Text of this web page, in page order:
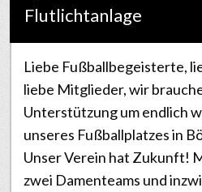
Flutlichtanlage
Liebe Fußballbegeisterte,
liebe Mitglieder, wir
Unterstützung um endlich
unseres Fußballplatzes in
Unser Verein hat Zukunft!
zwei Damenteams und